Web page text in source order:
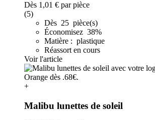
Dès 1,01 € par pièce
(5)
Dès 25 pièce(s)
Économisez 38%
Matière : plastique
Réassort en cours
Voir l'article
+
Malibu lunettes de soleil